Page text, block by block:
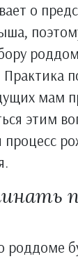
о
Практика
мам
этим
процесс
роддоме